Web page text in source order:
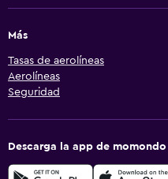
Más
Tasas de aerolíneas
Aerolíneas
Seguridad
Descarga la app de momondo